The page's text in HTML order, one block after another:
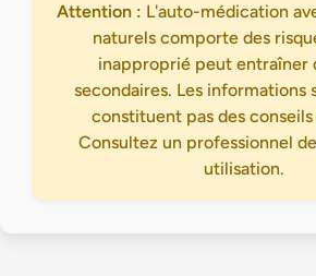
Attention : L'auto-médication
naturels comporte des
inapproprié peut entraîner
secondaires. Les informations
constituent pas des
Consultez un professionnel
utilisation.